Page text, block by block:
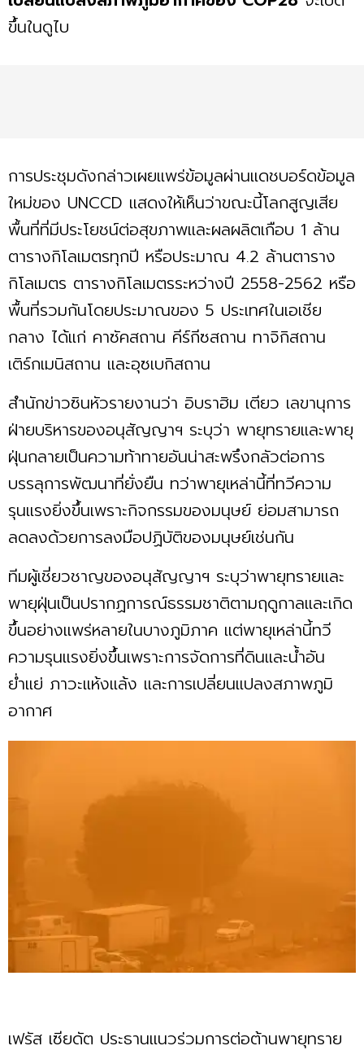
ขึ้นในดูไบ
การประชุมดังกล่าวเผยแพร่ข้อมูลผ่านแดชบอร์ดข้อมูล
ใหม่ของ UNCCD แสดงให้เห็นว่าขณะนี้โลกสูญเสีย
พื้นที่ที่มีประโยชน์ต่อสุขภาพและผลผลิตเกือบ 1 ล้าน
ตารางกิโลเมตรทุกปี หรือประมาณ 4.2 ล้านตาราง
กิโลเมตร ตารางกิโลเมตรระหว่างปี 2558-2562 หรือ
พื้นที่รวมกันโดยประมาณของ 5 ประเทศในเอเชีย
กลาง ได้แก่ คาซัคสถาน คีร์กีซสถาน ทาจิกิสถาน
เติร์กเมนิสถาน และอุซเบกิสถาน
สำนักข่าวซินหัวรายงานว่า อิบราฮิม เตียว เลขานุการ
ฝ่ายบริหารของอนุสัญญาฯ ระบุว่า พายุทรายและพายุ
ฝุ่นกลายเป็นความท้าทายอันน่าสะพรึงกลัวต่อการ
บรรลุการพัฒนาที่ยั่งยืน ทว่าพายุเหล่านี้ที่ทวีความ
รุนแรงยิ่งขึ้นเพราะกิจกรรมของมนุษย์ ย่อมสามารถ
ลดลงด้วยการลงมือปฏิบัติของมนุษย์เช่นกัน
ทีมผู้เชี่ยวชาญของอนุสัญญาฯ ระบุว่าพายุทรายและ
พายุฝุ่นเป็นปรากฏการณ์ธรรมชาติตามฤดูกาลและเกิด
ขึ้นอย่างแพร่หลายในบางภูมิภาค แต่พายุเหล่านี้ทวี
ความรุนแรงยิ่งขึ้นเพราะการจัดการที่ดินและน้ำอัน
ย่ำแย่ ภาวะแห้งแล้ง และการเปลี่ยนแปลงสภาพภูมิ
อากาศ
เฟรัส เซียดัต ประธานแนวร่วมการต่อต้านพายุทราย